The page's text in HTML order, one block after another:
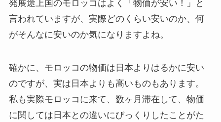
発展途上国のモロッコはよく「物価が安い！」と
言われていますが、実際どのくらい安いのか、何
がそんなに安いのか気になりますよね。
確かに、モロッコの物価は日本よりはるかに安い
のですが、実は日本よりも高いものもあります。
私も実際モロッコに来て、数ヶ月滞在して、物価
に関しては日本との違いにびっくりしたことがた